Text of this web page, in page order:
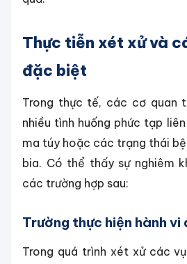
Thực tiễn xét xử và
đặc biệt
Trong thực tế, các cơ quan
nhiều tình huống phức tạp
ma túy hoặc các trạng thái
bia. Có thể thấy sự nghiêm
các trường hợp sau:
Trường thực hiện hành vi
Trong quá trình xét xử các